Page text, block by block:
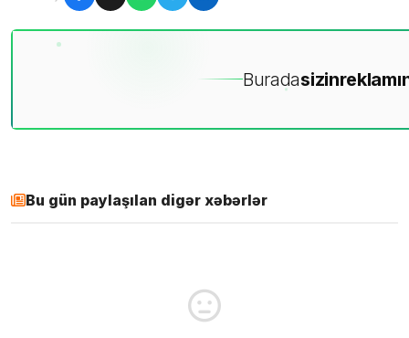
Buradasizin
Bu gün paylaşılan digər xəbərlər